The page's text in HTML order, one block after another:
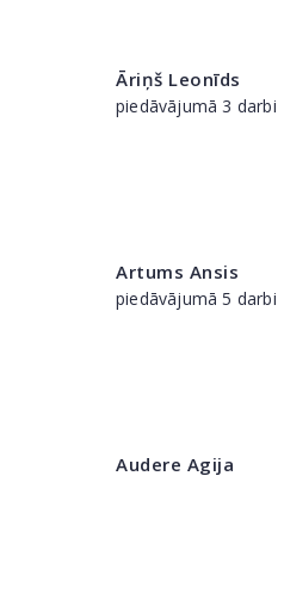
Āriņš Leonīds
piedāvājumā 3 darbi
Artums Ansis
piedāvājumā 5 darbi
Audere Agija